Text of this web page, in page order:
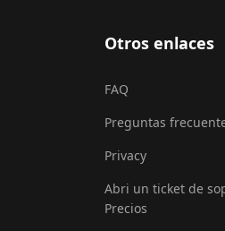
Otros enlaces
FAQ
Preguntas
Privacy
Abri un ticket de
Precios